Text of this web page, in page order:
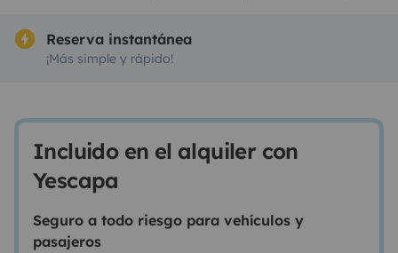
Reserva instantánea
¡Más simple y rápido!
Incluido en el alquiler con
Yescapa
Seguro a todo riesgo para vehículos y
pasajeros